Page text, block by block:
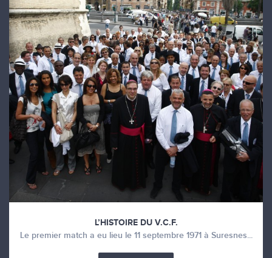
L’HISTOIRE DU V.C.F.
Le premier match a eu lieu le 11 septembre 1971 à Suresnes...